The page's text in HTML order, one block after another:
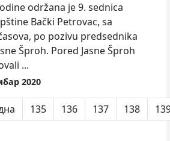
održana je 9. sednica
Bački Petrovac, sa
po pozivu predsednika
Šproh. Pored Jasne Šproh
...
2020
135 136 137 138